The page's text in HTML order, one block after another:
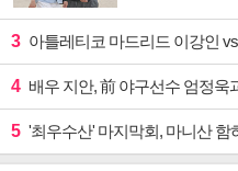
3 아틀레티코 마드리드 이강인 vs
4 배우 지안, 前 야구선수 엄정욱
5 '최우수산' 마지막회, 마니산